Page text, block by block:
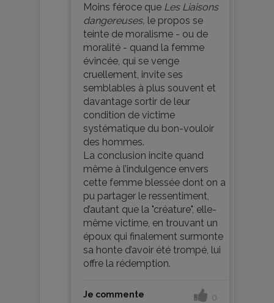
Moins féroce que Les Liaisons
dangereuses, le propos se
teinte de moralisme - ou de
moralité - quand la femme
évincée, qui se venge
cruellement, invite ses
semblables à plus souvent et
davantage sortir de leur
condition de victime
systématique du bon-vouloir
des hommes.
La conclusion incite quand
même à l’indulgence envers
cette femme blessée dont on a
pu partager le ressentiment,
d’autant que la "créature", elle-
même victime, en trouvant un
époux qui finalement surmonte
sa honte d’avoir été trompé, lui
offre la rédemption.
Je commente 0